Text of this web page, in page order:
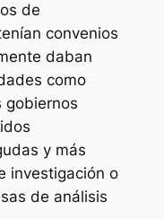
de
convenios
daban
como
gobiernos
y más
investigación o
de análisis